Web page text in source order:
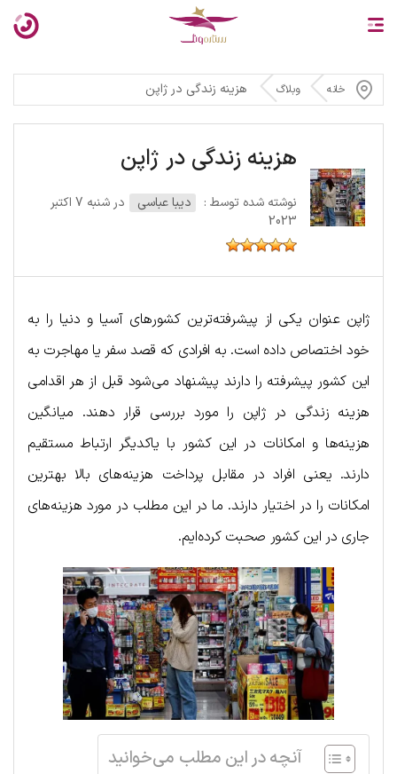
خانه وبلاگ هزینه زندگی در ژاپن
هزینه زندگی در ژاپن
نوشته شده توسط : دیبا عباسی
در شنبه 7 اکتبر
2023
ژاپن عنوان یکی از پیشرفته‌ترین کشورهای آسیا و دنیا را به
خود اختصاص داده است. به افرادی که قصد سفر یا مهاجرت به
این کشور پیشرفته را دارند پیشنهاد می‌شود قبل از هر اقدامی
هزینه زندگی در ژاپن را مورد بررسی قرار دهند. میانگین
هزینه‌ها و امکانات در این کشور با یاکدیگر ارتباط مستقیم
دارند. یعنی افراد در مقابل پرداخت هزینه‌های بالا بهترین
امکانات را در اختیار دارند. ما در این مطلب در مورد هزینه‌های
جاری در این کشور صحبت کرده‌ایم.
آنچه در این مطلب می‌خوانید